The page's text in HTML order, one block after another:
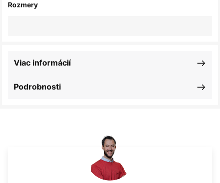
Rozmery
Podrobnosti
Viac informácií